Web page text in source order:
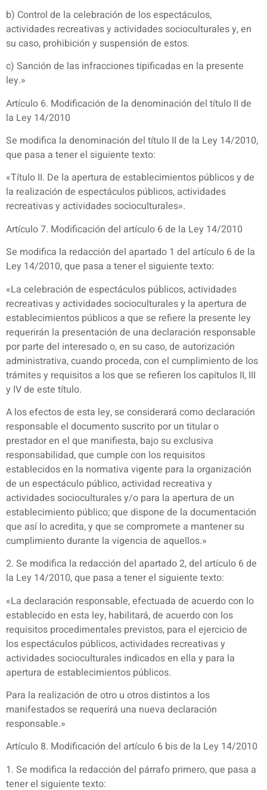
b) Control de la celebración de los espectáculos,
actividades recreativas y actividades socioculturales y, en
su caso, prohibición y suspensión de estos.
c) Sanción de las infracciones tipificadas en la presente
ley.»
Artículo 6. Modificación de la denominación del título II de
la Ley 14/2010
Se modifica la denominación del título II de la Ley 14/2010,
que pasa a tener el siguiente texto:
«Título II. De la apertura de establecimientos públicos y de
la realización de espectáculos públicos, actividades
recreativas y actividades socioculturales».
Artículo 7. Modificación del artículo 6 de la Ley 14/2010
Se modifica la redacción del apartado 1 del artículo 6 de la
Ley 14/2010, que pasa a tener el siguiente texto:
«La celebración de espectáculos públicos, actividades
recreativas y actividades socioculturales y la apertura de
establecimientos públicos a que se refiere la presente ley
requerirán la presentación de una declaración responsable
por parte del interesado o, en su caso, de autorización
administrativa, cuando proceda, con el cumplimiento de los
trámites y requisitos a los que se refieren los capítulos II, III
y IV de este título.
A los efectos de esta ley, se considerará como declaración
responsable el documento suscrito por un titular o
prestador en el que manifiesta, bajo su exclusiva
responsabilidad, que cumple con los requisitos
establecidos en la normativa vigente para la organización
de un espectáculo público, actividad recreativa y
actividades socioculturales y/o para la apertura de un
establecimiento público; que dispone de la documentación
que así lo acredita, y que se compromete a mantener su
cumplimiento durante la vigencia de aquellos.»
2. Se modifica la redacción del apartado 2, del artículo 6 de
la Ley 14/2010, que pasa a tener el siguiente texto:
«La declaración responsable, efectuada de acuerdo con lo
establecido en esta ley, habilitará, de acuerdo con los
requisitos procedimentales previstos, para el ejercicio de
los espectáculos públicos, actividades recreativas y
actividades socioculturales indicados en ella y para la
apertura de establecimientos públicos.
Para la realización de otro u otros distintos a los
manifestados se requerirá una nueva declaración
responsable.»
Artículo 8. Modificación del artículo 6 bis de la Ley 14/2010
1. Se modifica la redacción del párrafo primero, que pasa a
tener el siguiente texto: